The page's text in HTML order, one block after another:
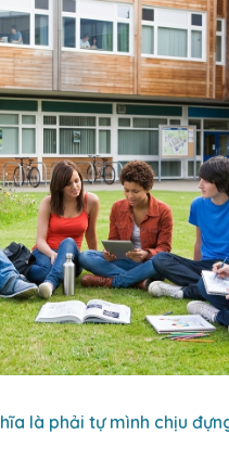
là phải tự mình chịu